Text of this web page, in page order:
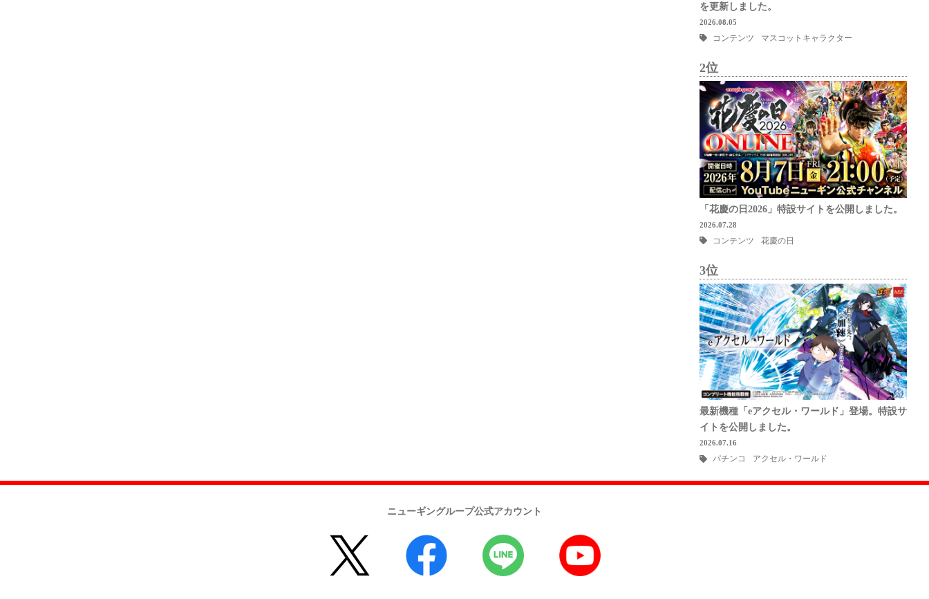
を更新しました。
2026.08.05
コンテンツ マスコットキャラクター
2位
「花慶の日2026」特設サイトを公開しました。
2026.07.28
コンテンツ 花慶の日
3位
最新機種「eアクセル・ワールド」登場。特設サ
イトを公開しました。
2026.07.16
パチンコ アクセル・ワールド
ニューギングループ公式アカウント